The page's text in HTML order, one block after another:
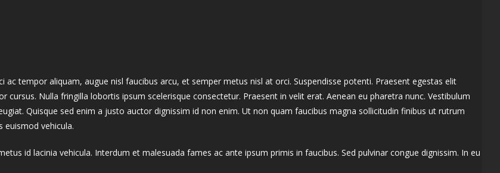
tempor aliquam, augue nisl faucibus arcu, et semper metus nisl at orci. Suspendisse potenti. Praesent egestas elit
Nulla fringilla lobortis ipsum scelerisque consectetur. Praesent in velit erat. Aenean eu pharetra nunc. Vestibulum
Quisque sed enim a justo auctor dignissim id non enim. Ut non quam faucibus magna sollicitudin finibus ut rutrum
euismod vehicula.
id lacinia vehicula. Interdum et malesuada fames ac ante ipsum primis in faucibus. Sed pulvinar congue dignissim. In eu